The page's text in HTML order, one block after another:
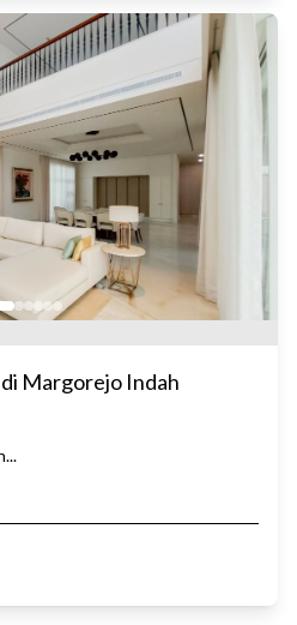
Margorejo Indah